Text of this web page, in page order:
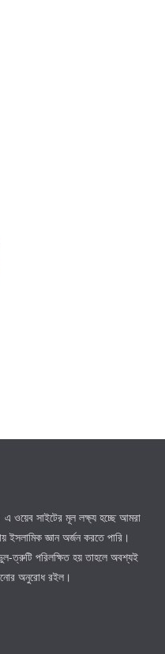
ওয়েব সাইটের মূল লক্ষ্য হচ্ছে আমরা
ইসলামিক জ্ঞান অর্জন করতে পারি।
ত্রুটি পরিলক্ষিত হয় তাহলে অবশ্যই
অনুরোধ রইল।